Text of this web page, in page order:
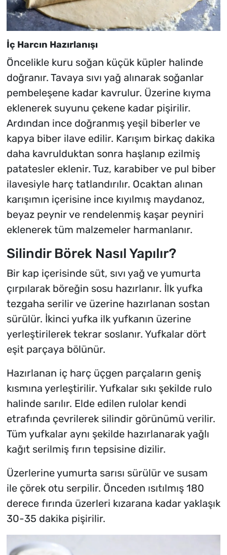
İç Harcın Hazırlanışı
Öncelikle kuru soğan küçük küpler halinde
doğranır. Tavaya sıvı yağ alınarak soğanlar
pembeleşene kadar kavrulur. Üzerine kıyma
eklenerek suyunu çekene kadar pişirilir.
Ardından ince doğranmış yeşil biberler ve
kapya biber ilave edilir. Karışım birkaç dakika
daha kavrulduktan sonra haşlanıp ezilmiş
patatesler eklenir. Tuz, karabiber ve pul biber
ilavesiyle harç tatlandırılır. Ocaktan alınan
karışımın içerisine ince kıyılmış maydanoz,
beyaz peynir ve rendelenmiş kaşar peyniri
eklenerek tüm malzemeler harmanlanır.
Silindir Börek Nasıl Yapılır?
Bir kap içerisinde süt, sıvı yağ ve yumurta
çırpılarak böreğin sosu hazırlanır. İlk yufka
tezgaha serilir ve üzerine hazırlanan sostan
sürülür. İkinci yufka ilk yufkanın üzerine
yerleştirilerek tekrar soslanır. Yufkalar dört
eşit parçaya bölünür.
Hazırlanan iç harç üçgen parçaların geniş
kısmına yerleştirilir. Yufkalar sıkı şekilde rulo
halinde sarılır. Elde edilen rulolar kendi
etrafında çevrilerek silindir görünümü verilir.
Tüm yufkalar aynı şekilde hazırlanarak yağlı
kağıt serilmiş fırın tepsisine dizilir.
Üzerlerine yumurta sarısı sürülür ve susam
ile çörek otu serpilir. Önceden ısıtılmış 180
derece fırında üzerleri kızarana kadar yaklaşık
30-35 dakika pişirilir.